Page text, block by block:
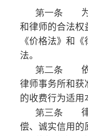
的收费行为适用本办
第三条
偿、诚实信用的原则。
律师事务所应当
务成本，为委托人提
第四条
律师
节价。
第五条
律师事
政府指导价：
（一）
代理
（二）
代理行
（三）
代理国